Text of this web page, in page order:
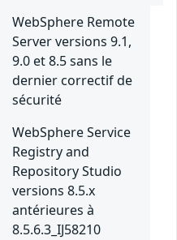
WebSphere Remote
Server versions 9.1,
9.0 et 8.5 sans le
dernier correctif de
sécurité
WebSphere Service
Registry and
Repository Studio
versions 8.5.x
antérieures à
8.5.6.3_IJ58210